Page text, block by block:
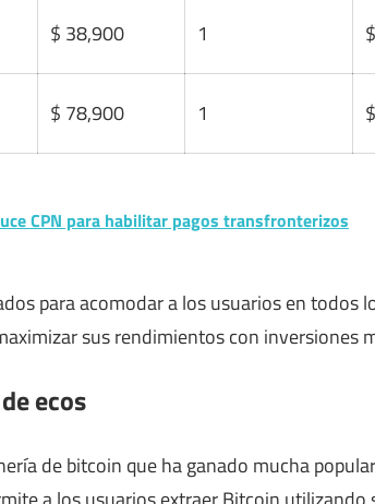
$ 38,900 1
$ 78,900 1
CPN para habilitar pagos transfronterizos
para acomodar a los usuarios en todos
sus rendimientos con inversiones
ecos
de bitcoin que ha ganado mucha